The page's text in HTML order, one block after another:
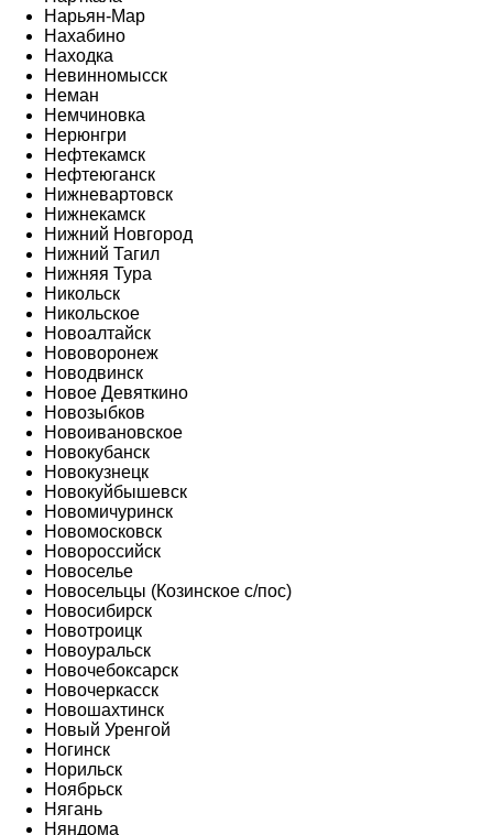
Нарьян-Мар
Нахабино
Находка
Невинномысск
Неман
Немчиновка
Нерюнгри
Нефтекамск
Нефтеюганск
Нижневартовск
Нижнекамск
Нижний Новгород
Нижний Тагил
Нижняя Тура
Никольск
Никольское
Новоалтайск
Нововоронеж
Новодвинск
Новое Девяткино
Новозыбков
Новоивановское
Новокубанск
Новокузнецк
Новокуйбышевск
Новомичуринск
Новомосковск
Новороссийск
Новоселье
Новосельцы (Козинское с/пос)
Новосибирск
Новотроицк
Новоуральск
Новочебоксарск
Новочеркасск
Новошахтинск
Новый Уренгой
Ногинск
Норильск
Ноябрьск
Нягань
Няндома